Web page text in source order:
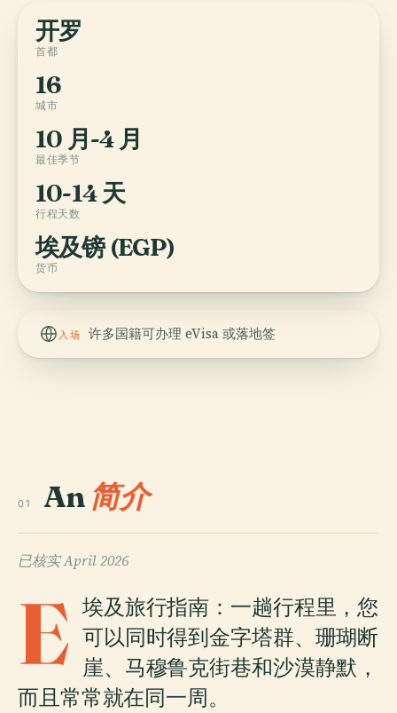
开罗
首都
16
城市
10 月-4 月
最佳季节
10-14 天
行程天数
埃及镑 (EGP)
货币
入场 许多国籍可办理 eVisa 或落地签
01 An 简介
已核实April 2026
E 埃及旅行指南：一趟行程里，您
可以同时得到金字塔群、珊瑚断
崖、马穆鲁克街巷和沙漠静默，
而且常常就在同一周。